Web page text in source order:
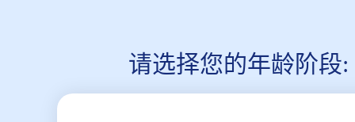
请选择您的年龄阶段: